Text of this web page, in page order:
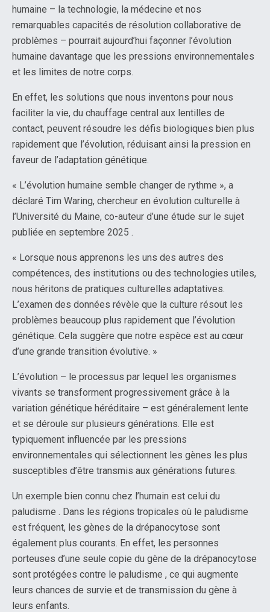
humaine – la technologie, la médecine et nos
remarquables capacités de résolution collaborative de
problèmes – pourrait aujourd’hui façonner l’évolution
humaine davantage que les pressions environnementales
et les limites de notre corps.
En effet, les solutions que nous inventons pour nous
faciliter la vie, du chauffage central aux lentilles de
contact, peuvent résoudre les défis biologiques bien plus
rapidement que l’évolution, réduisant ainsi la pression en
faveur de l’adaptation génétique.
« L’évolution humaine semble changer de rythme », a
déclaré Tim Waring, chercheur en évolution culturelle à
l’Université du Maine, co-auteur d’une étude sur le sujet
publiée en septembre 2025 .
« Lorsque nous apprenons les uns des autres des
compétences, des institutions ou des technologies utiles,
nous héritons de pratiques culturelles adaptatives.
L’examen des données révèle que la culture résout les
problèmes beaucoup plus rapidement que l’évolution
génétique. Cela suggère que notre espèce est au cœur
d’une grande transition évolutive. »
L’évolution – le processus par lequel les organismes
vivants se transforment progressivement grâce à la
variation génétique héréditaire – est généralement lente
et se déroule sur plusieurs générations. Elle est
typiquement influencée par les pressions
environnementales qui sélectionnent les gènes les plus
susceptibles d’être transmis aux générations futures.
Un exemple bien connu chez l’humain est celui du
paludisme . Dans les régions tropicales où le paludisme
est fréquent, les gènes de la drépanocytose sont
également plus courants. En effet, les personnes
porteuses d’une seule copie du gène de la drépanocytose
sont protégées contre le paludisme , ce qui augmente
leurs chances de survie et de transmission du gène à
leurs enfants.